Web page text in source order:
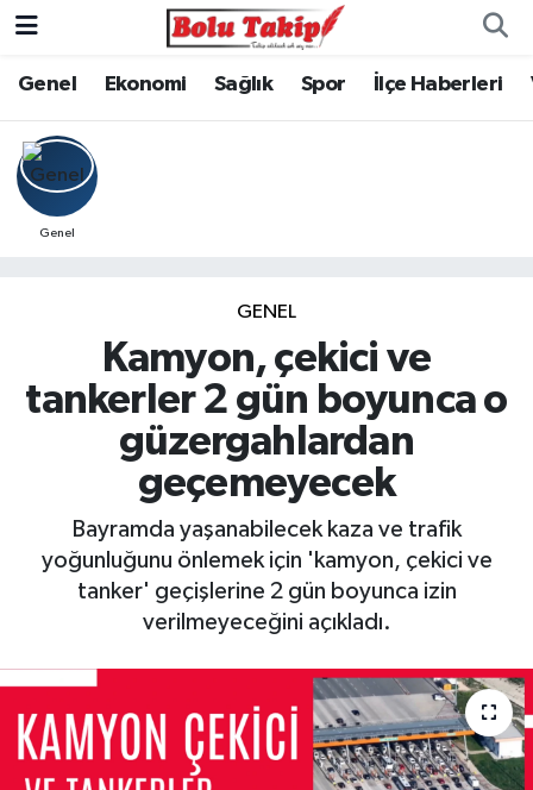
Genel Ekonomi Sağlık Spor İlçe Haberleri
Genel
GENEL
Kamyon, çekici ve
tankerler 2 gün boyunca o
güzergahlardan
geçemeyecek
Bayramda yaşanabilecek kaza ve trafik
yoğunluğunu önlemek için 'kamyon, çekici ve
tanker' geçişlerine 2 gün boyunca izin
verilmeyeceğini açıkladı.